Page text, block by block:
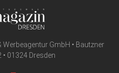
GmbH • Bautzner
01324 Dresden